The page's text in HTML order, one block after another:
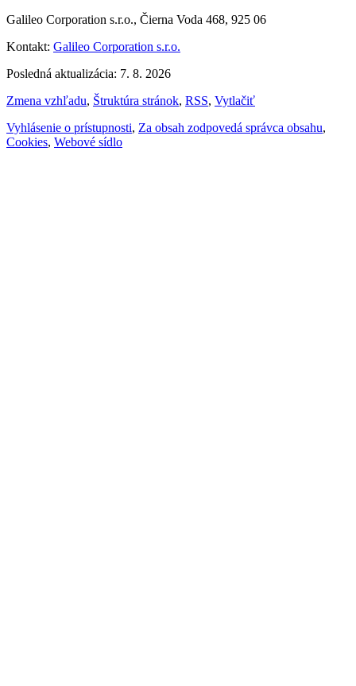
Galileo Corporation s.r.o., Čierna Voda 468, 925 06
Kontakt: Galileo Corporation s.r.o.
Posledná aktualizácia: 7. 8. 2026
Zmena vzhľadu, Štruktúra stránok, RSS, Vytlačiť
Vyhlásenie o prístupnosti, Za obsah zodpovedá správca obsahu,
Cookies, Webové sídlo